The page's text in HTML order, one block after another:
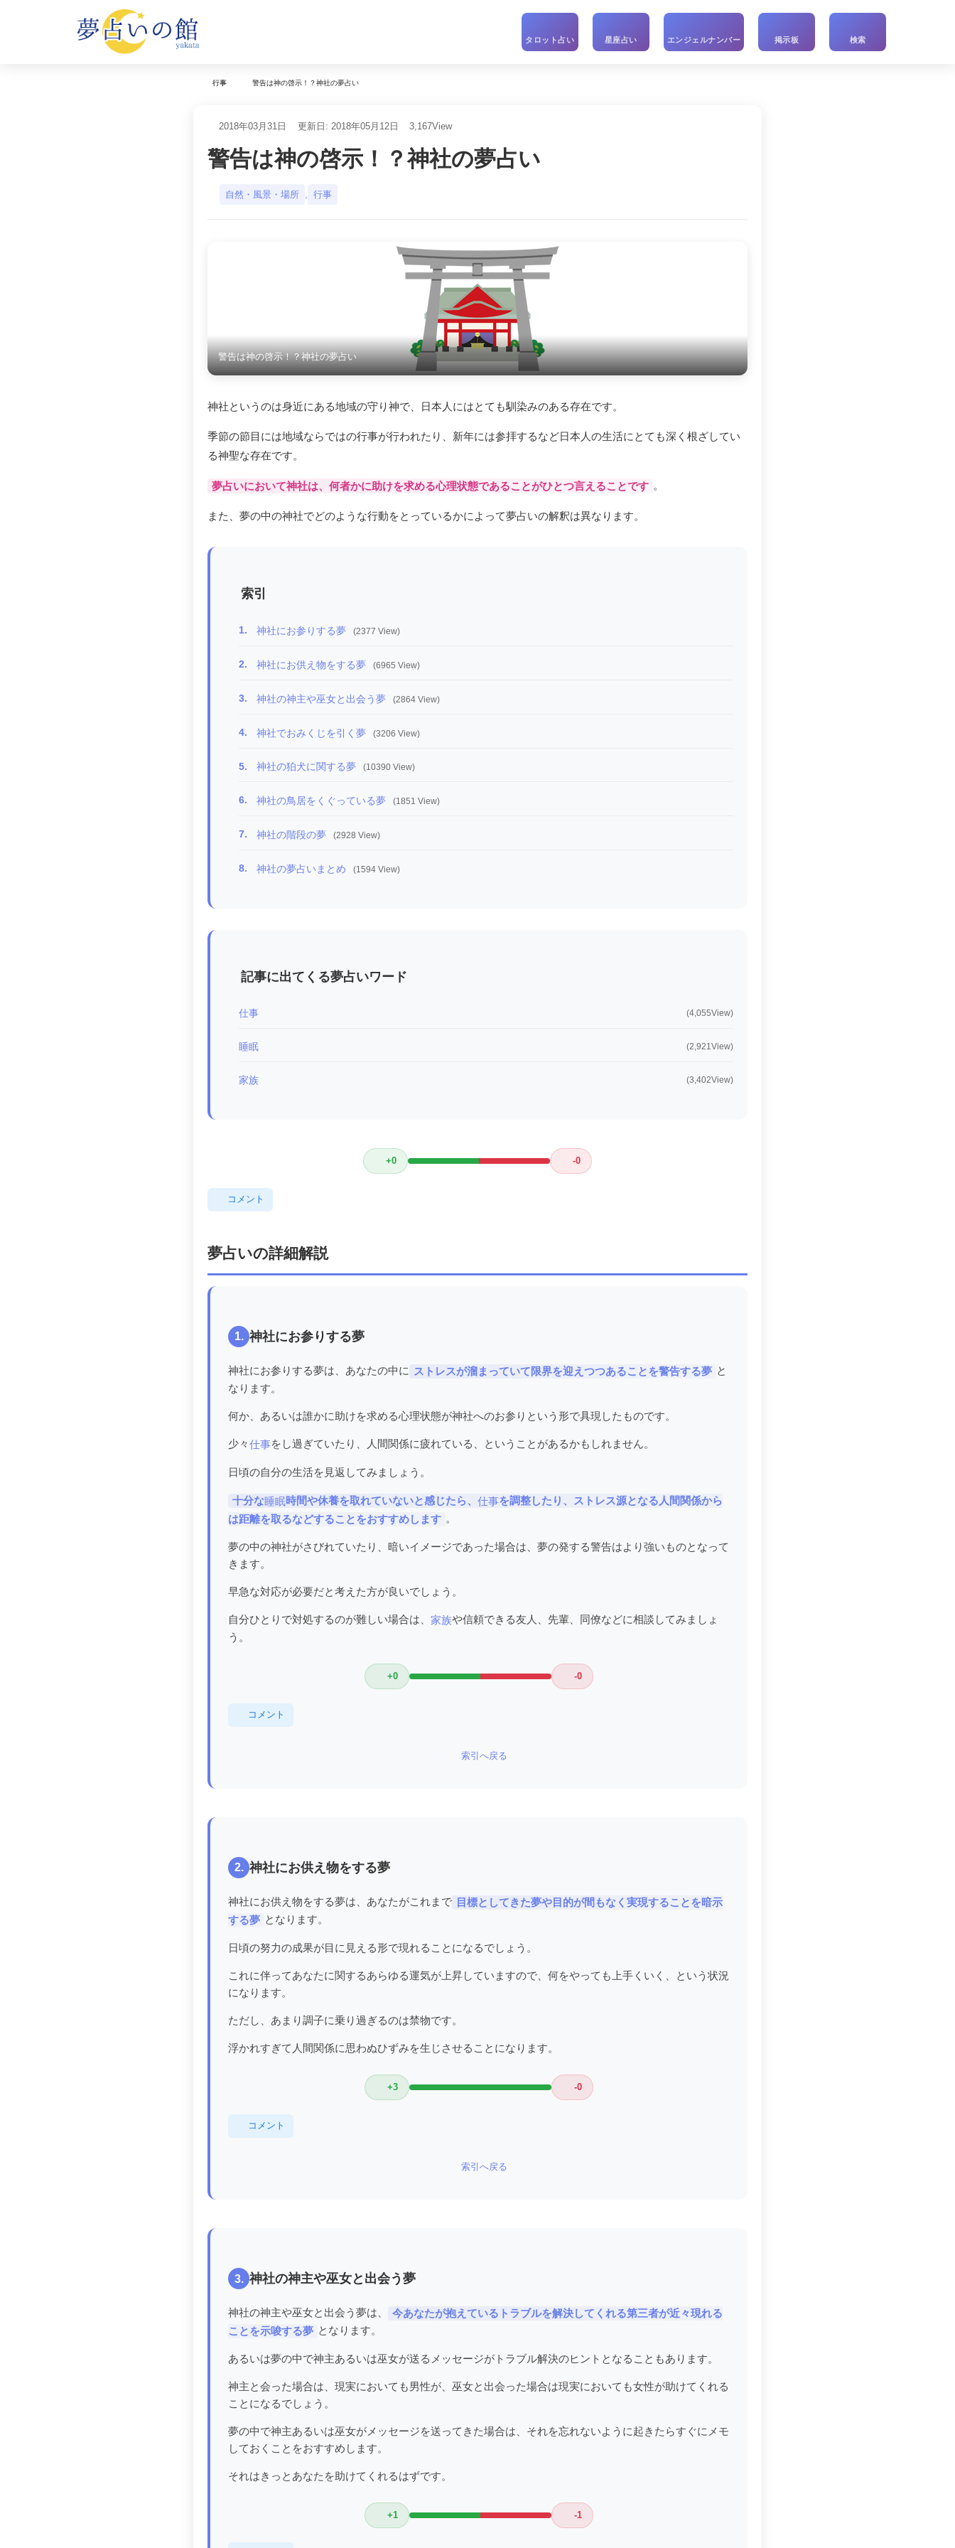
タロット占い 星座占い エンジェルナンバー 掲示板 検索
行事 警告は神の啓示！？神社の夢占い
2018年03月31日 更新日: 2018年05月12日 3,167View
警告は神の啓示！？神社の夢占い
自然・風景・場所 , 行事
警告は神の啓示！？神社の夢占い
神社というのは身近にある地域の守り神で、日本人にはとても馴染みのある存在です。
季節の節目には地域ならではの行事が行われたり、新年には参拝するなど日本人の生活にとても深く根ざしてい
る神聖な存在です。
夢占いにおいて神社は、何者かに助けを求める心理状態であることがひとつ言えることです 。
また、夢の中の神社でどのような行動をとっているかによって夢占いの解釈は異なります。
索引
1. 神社にお参りする夢 (2377 View)
2. 神社にお供え物をする夢 (6965 View)
3. 神社の神主や巫女と出会う夢 (2864 View)
4. 神社でおみくじを引く夢 (3206 View)
5. 神社の狛犬に関する夢 (10390 View)
6. 神社の鳥居をくぐっている夢 (1851 View)
7. 神社の階段の夢 (2928 View)
8. 神社の夢占いまとめ (1594 View)
記事に出てくる夢占いワード
仕事 (4,055View)
睡眠 (2,921View)
家族 (3,402View)
+0 -0
コメント
夢占いの詳細解説
1. 神社にお参りする夢
神社にお参りする夢は、あなたの中に ストレスが溜まっていて限界を迎えつつあることを警告する夢 と
なります。
何か、あるいは誰かに助けを求める心理状態が神社へのお参りという形で具現したものです。
少々仕事をし過ぎていたり、人間関係に疲れている、ということがあるかもしれません。
日頃の自分の生活を見返してみましょう。
十分な睡眠時間や休養を取れていないと感じたら、 仕事を調整したり、ストレス源となる人間関係から
は距離を取るなどすることをおすすめします 。
夢の中の神社がさびれていたり、暗いイメージであった場合は、夢の発する警告はより強いものとなって
きます。
早急な対応が必要だと考えた方が良いでしょう。
自分ひとりで対処するのが難しい場合は、 家族や信頼できる友人、先輩、同僚などに相談してみましょ
う。
+0 -0
コメント
索引へ戻る
2. 神社にお供え物をする夢
神社にお供え物をする夢は、あなたがこれまで 目標としてきた夢や目的が間もなく実現することを暗示
する夢 となります。
日頃の努力の成果が目に見える形で現れることになるでしょう。
これに伴ってあなたに関するあらゆる運気が上昇していますので、何をやっても上手くいく、という状況
になります。
ただし、あまり調子に乗り過ぎるのは禁物です。
浮かれすぎて人間関係に思わぬひずみを生じさせることになります。
+3 -0
コメント
索引へ戻る
3. 神社の神主や巫女と出会う夢
神社の神主や巫女と出会う夢は、
今あなたが抱えているトラブルを解決してくれる第三者が近々現れる
ことを示唆する夢 となります。
あるいは夢の中で神主あるいは巫女が送るメッセージがトラブル解決のヒントとなることもあります。
神主と会った場合は、現実においても男性が、巫女と出会った場合は現実においても女性が助けてくれる
ことになるでしょう。
夢の中で神主あるいは巫女がメッセージを送ってきた場合は、それを忘れないように起きたらすぐにメモ
しておくことをおすすめします。
それはきっとあなたを助けてくれるはずです。
+1 -1